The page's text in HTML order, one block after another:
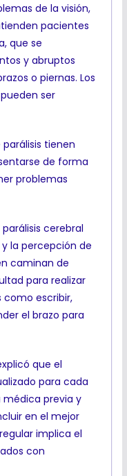
de la visión,
pacientes
que se
y abruptos
o piernas. Los
ser
tienen
de forma
problemas
cerebral
la percepción de
caminan de
para realizar
como escribir,
el brazo para
que el
para cada
previa y
en el mejor
implica el
con